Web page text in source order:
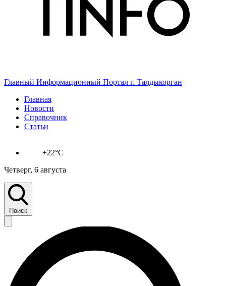
Главный Информационный Портал г. Талдыкорган
Главная
Новости
Справочник
Статьи
+22°C
Четверг, 6 августа
Поиск